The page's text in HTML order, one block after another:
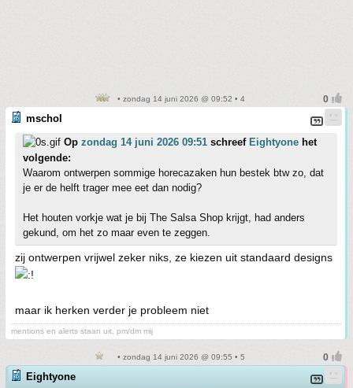
• zondag 14 juni 2026 @ 09:52 • 4
mschol
Op zondag 14 juni 2026 09:51 schreef Eightyone het
volgende:
Waarom ontwerpen sommige horecazaken hun bestek btw zo, dat
je er de helft trager mee eet dan nodig?
Het houten vorkje wat je bij The Salsa Shop krijgt, had anders
gekund, om het zo maar even te zeggen.
zij ontwerpen vrijwel zeker niks, ze kiezen uit standaard designs
maar ik herken verder je probleem niet
mentions en alerts staan uit, pm/dm mij
• zondag 14 juni 2026 @ 09:55 • 5
Eightyone